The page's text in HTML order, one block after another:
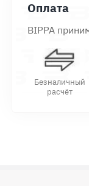
Оплата
BIPPA
Безналичный
расчёт